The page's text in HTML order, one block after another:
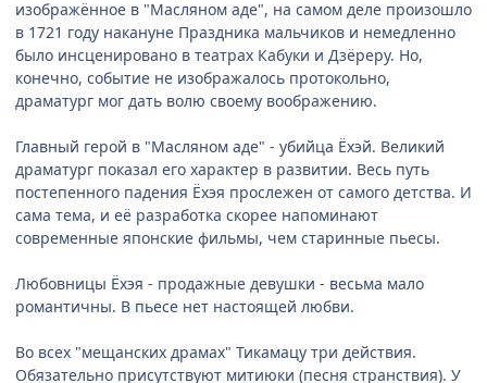
изображённое в "Масляном аде", на самом деле произошло
в 1721 году накануне Праздника мальчиков и немедленно
было инсценировано в театрах Кабуки и Дзёреру. Но,
конечно, событие не изображалось протокольно,
драматург мог дать волю своему воображению.
Главный герой в "Масляном аде" - убийца Ёхэй. Великий
драматург показал его характер в развитии. Весь путь
постепенного падения Ёхэя прослежен от самого детства. И
сама тема, и её разработка скорее напоминают
современные японские фильмы, чем старинные пьесы.
Любовницы Ёхэя - продажные девушки - весьма мало
романтичны. В пьесе нет настоящей любви.
Во всех "мещанских драмах" Тикамацу три действия.
Обязательно присутствуют митиюки (песня странствия). У